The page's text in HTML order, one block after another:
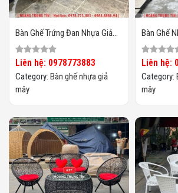
Bàn Ghế Trứng Đan Nhựa Giả
Mây HTT25
Liên hệ: 0978773883
Category: Bàn ghế nhựa giả
mây
Bàn Ghế
Trời
Liên hệ:
Category:
mây